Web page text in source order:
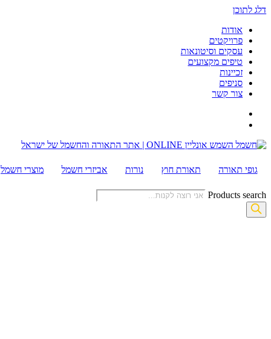
דלג לתוכן
אודות
פרויקטים
עסקים וסיטונאות
טיפים מקצועים
זכיינות
סניפים
צור קשר
גופי תאורה תאורת חוץ נורות אביזרי חשמל מוצרי חשמל
Products search